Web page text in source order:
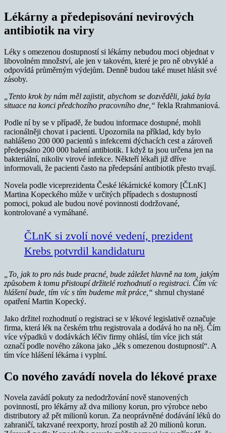
Lékárny a předepisování nevirových
antibiotik na viry
Léky s omezenou dostupností si lékárny nebudou moci objednat v
libovolném množství, ale jen v takovém, které je pro ně obvyklé a
odpovídá průměrným výdejům. Denně budou také muset hlásit své
zásoby.
„Tento krok by nám měl zajistit, abychom se dozvěděli, jaká byla
situace na konci předchozího pracovního dne,“ řekla Rrahmaniová.
Podle ní by se v případě, že budou informace dostupné, mohli
racionálněji chovat i pacienti. Upozornila na příklad, kdy bylo
nahlášeno 200 000 pacientů s infekcemi dýchacích cest a zároveň
předepsáno 200 000 balení antibiotik. I když ta jsou určena jen na
bakteriální, nikoliv virové infekce. Někteří lékaři již dříve
informovali, že pacienti často na předepsání antibiotik přesto trvají.
Novela podle viceprezidenta České lékárnické komory [ČLnK]
Martina Kopeckého může v určitých případech s dostupností
pomoci, pokud ale budou nové povinnosti dodržované,
kontrolované a vymáhané.
ČLnK si zvolí nové vedení, prezident
Krebs potvrdil kandidaturu
„To, jak to pro nás bude pracné, bude záležet hlavně na tom, jakým
způsobem k tomu přistoupí držitelé rozhodnutí o registraci. Čím víc
hlášení bude, tím víc s tím budeme mít práce,“ shrnul chystané
opatření Martin Kopecký.
Jako držitel rozhodnutí o registraci se v lékové legislativě označuje
firma, která lék na českém trhu registrovala a dodává ho na něj. Čím
více výpadků v dodávkách léčiv firmy ohlásí, tím více jich stát
označí podle nového zákona jako „lék s omezenou dostupností“. A
tím více hlášení lékárna i vyplní.
Co nového zavádí novela do lékové praxe
Novela zavádí pokuty za nedodržování nově stanovených
povinností, pro lékárny až dva miliony korun, pro výrobce nebo
distributory až pět milionů korun. Za neoprávněné dodávání léků do
zahraničí, takzvané reexporty, hrozí postih až 20 milionů korun.